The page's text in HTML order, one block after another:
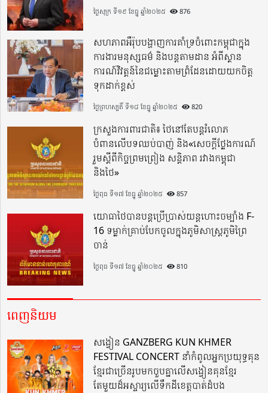
ថ្ងៃសុក្រ ទី១៩ ខែធ្នូ ឆ្នាំ២០២៥ 876
សហភាពអឺរ៉ុបបង្ហាញការគាំទ្រចំពោះកម្ពុជាក្នុង
ការងារមនុស្សធម៌ និងបន្តតាមដាន អំពីស្ថាន
ការណ៍វិវត្តន៍នៃជម្លោះតាមព្រំដែនដោយយកចិត្ត
ទុកដាក់ខ្ពស់
ថ្ងៃព្រហស្បតិ៍ ទី១៨ ខែធ្នូ ឆ្នាំ២០២៥ 820
ក្រសួងការពារជាតិ៖ ថៃនៅតែបន្តរំលោភ
បំពានលើបទឈប់បាញ់ និង«សេចក្តីថ្លែងការណ៍
រួមស្តីពីកិច្ចព្រមព្រៀង សន្តិភាព រវាងកម្ពុជា
និងថៃ»
ថ្ងៃពុធ ទី១៧ ខែធ្នូ ឆ្នាំ២០២៥ 857
យោធាថៃបានបន្តប្រើប្រាស់យន្តហោះចម្បាំង F-
16 ទម្លាក់គ្រាប់បែកចូលក្នុងភូមិសាស្ត្រភូមិព្រៃ
ចាន់
ថ្ងៃពុធ ទី១៧ ខែធ្នូ ឆ្នាំ២០២៥ 810
ពេញនិយម
សង្វៀន GANZBERG KUN KHMER
FESTIVAL CONCERT នាំកំពូលអ្នកប្រយុទ្ធគុន
ខ្មែរជាច្រើនរូបមកចួបគ្នាលើសង្វៀនគុនខ្មែរ
តែមួយដ៏អស្ចារ្យលើទឹកដីខេត្តបាត់ដំបង